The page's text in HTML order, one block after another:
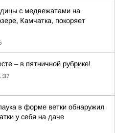
с медвежатами на
Камчатка, покоряет
– в пятничной рубрике!
в форме ветки обнаружил
у себя на даче